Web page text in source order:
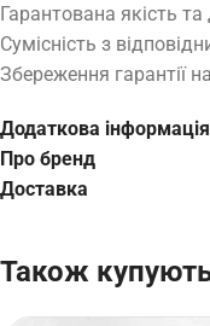
Гарантована якість та
Сумісність з
Збереження гарантії
Додаткова інформація
Про бренд
Доставка
Також